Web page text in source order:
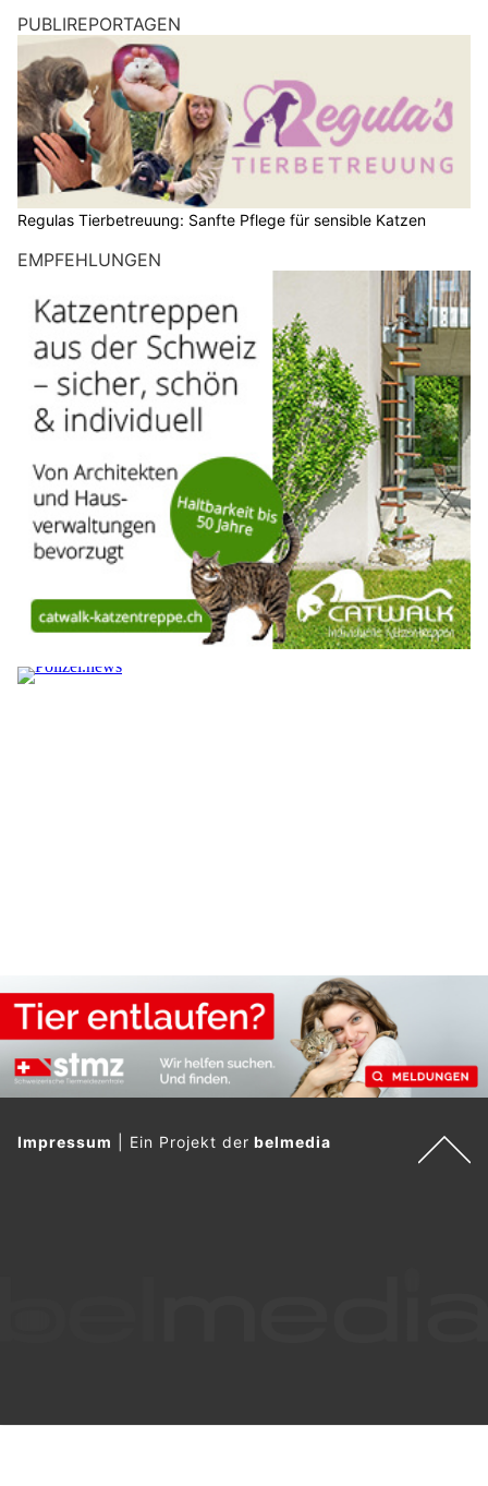
PUBLIREPORTAGEN
Regulas Tierbetreuung: Sanfte Pflege für sensible Katzen
EMPFEHLUNGEN
Impressum Ein Projekt derbelmedia